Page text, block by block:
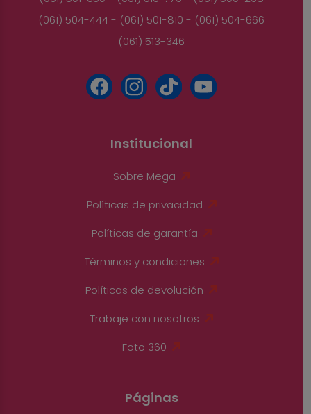
(061) 504-444 - (061) 501-810 - (061) 504-666
(061) 513-346
Institucional
Sobre Mega
Políticas de privacidad
Políticas de garantía
Términos y condiciones
Políticas de devolución
Trabaje con nosotros
Foto 360
Páginas